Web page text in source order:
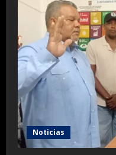
Noticias